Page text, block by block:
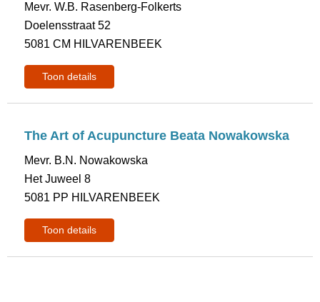
Mevr. W.B. Rasenberg-Folkerts
Doelensstraat 52
5081 CM HILVARENBEEK
Toon details
The Art of Acupuncture Beata Nowakowska
Mevr. B.N. Nowakowska
Het Juweel 8
5081 PP HILVARENBEEK
Toon details